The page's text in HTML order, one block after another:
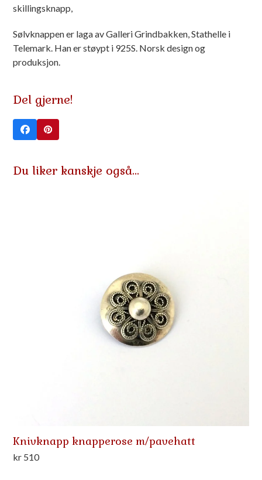
skillingsknapp,
Sølvknappen er laga av Galleri Grindbakken, Stathelle i
Telemark. Han er støypt i 925S. Norsk design og
produksjon.
Del gjerne!
Du liker kanskje også…
Knivknapp knapperose m/pavehatt
kr 510